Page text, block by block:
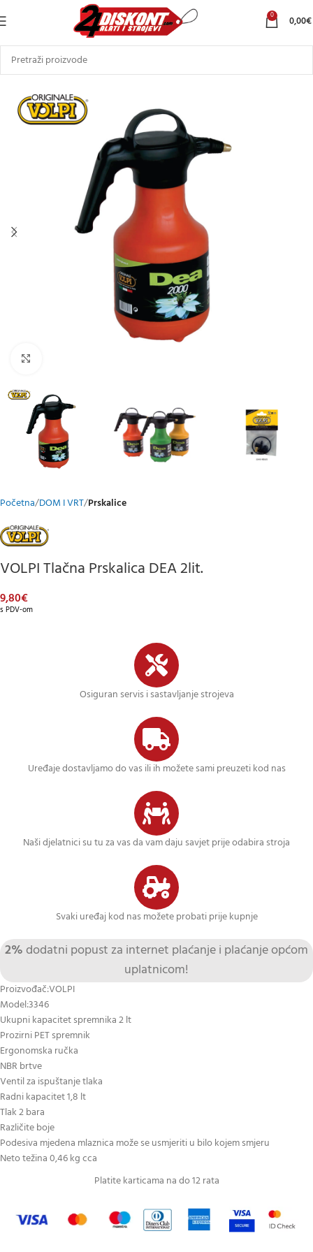
0 0,00€
Početna DOM I VRT Prskalice
VOLPI Tlačna Prskalica DEA 2lit.
9,80€
s PDV-om
Osiguran servis i sastavljanje strojeva
Uređaje dostavljamo do vas ili ih možete sami preuzeti kod nas
Naši djelatnici su tu za vas da vam daju savjet prije odabira stroja
Svaki uređaj kod nas možete probati prije kupnje
2% dodatni popust za internet plaćanje i plaćanje općom
uplatnicom!
Proizvođač:VOLPI
Model:3346
Ukupni kapacitet spremnika 2 lt
Prozirni PET spremnik
Ergonomska ručka
NBR brtve
Ventil za ispuštanje tlaka
Radni kapacitet 1,8 lt
Tlak 2 bara
Različite boje
Podesiva mjedena mlaznica može se usmjeriti u bilo kojem smjeru
Neto težina 0,46 kg cca
Platite karticama na do 12 rata